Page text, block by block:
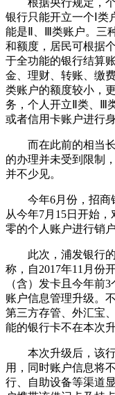
银行只能开立一个Ⅰ类
能是Ⅱ、Ⅲ类账户。三
和额度，居民可根据
于全功能的银行结算
金、理财、转账、缴
类账户的额度较小，
务，个人开立Ⅱ类、Ⅲ
或者信用卡账户进行身
而在此前的相当长
的办理并未受到限制
并不少见。
今年6月份，招商
从今年7月15日开始
零的个人账户进行销户
此次，浦发银行的
称，自2017年11月份
（含）发卡且今年前
账户信息管理升级。
第三方存管、外汇宝
能的银行卡不在本次
本次升级后，该行
用，同时账户信息将
行、自助设备等渠道